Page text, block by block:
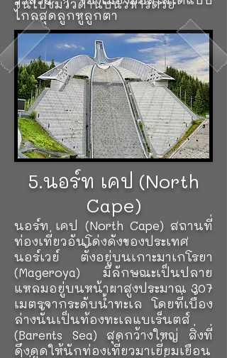
ขึ้นไปชมวิวด้านบนวิหารด้วย
ไกลสุดลูกหูลูกตา
5.นอร์ท เคป (North
Cape)
นอร์ท เคป (North Cape) สถานที่
ท่องเที่ยวอันโด่งดังของประเทศ
นอร์เวย์ ตั้งอยู่บนเกาะมาเกโรยา
(Mageroya) มีลักษณะเป็นปลาย
แหลมอยู่บนหน้าผาสูงประมาณ 307
เมตรจากระดับน้ำทะเล โดยที่เบื้อง
ล่างนั้นเป็นท้องทะเลแบเร็นตส์
(Barents Sea) สุดกว้างใหญ่ สิ่งที่
ดึงดูดให้นักท่องเที่ยวมาเยี่ยมเยือน